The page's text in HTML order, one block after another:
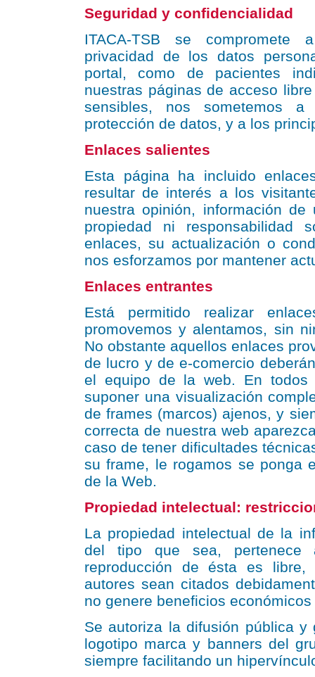
Seguridad y confidencialidad
ITACA-TSB se
privacidad de los datos
portal, como de pacientes
nuestras páginas de acceso
sensibles, nos sometemos
protección de datos, y a los
Enlaces salientes
Esta página ha incluido
resultar de interés a los
nuestra opinión, información
propiedad ni responsabilidad
enlaces, su actualización o
nos esforzamos por mantener
Enlaces entrantes
Está permitido realizar
promovemos y alentamos, sin
No obstante aquellos enlaces
de lucro y de e-comercio
el equipo de la web. En todos
suponer una visualización
de frames (marcos) ajenos, y
correcta de nuestra web
caso de tener dificultades
su frame, le rogamos se ponga
de la Web.
Propiedad intelectual:
La propiedad intelectual de la
del tipo que sea,
reproducción de ésta es
autores sean citados
no genere beneficios
Se autoriza la difusión pública
logotipo marca y banners del
siempre facilitando un